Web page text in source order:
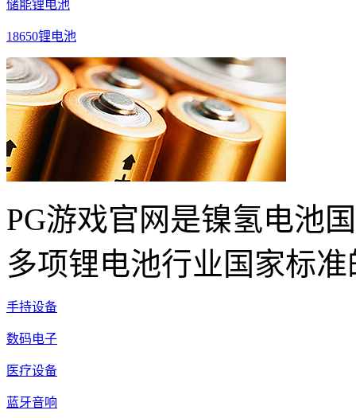
储能锂电池
18650锂电池
PG游戏官网是镍氢电池
多项锂电池行业国家标
手持设备
数码电子
医疗设备
蓝牙音响